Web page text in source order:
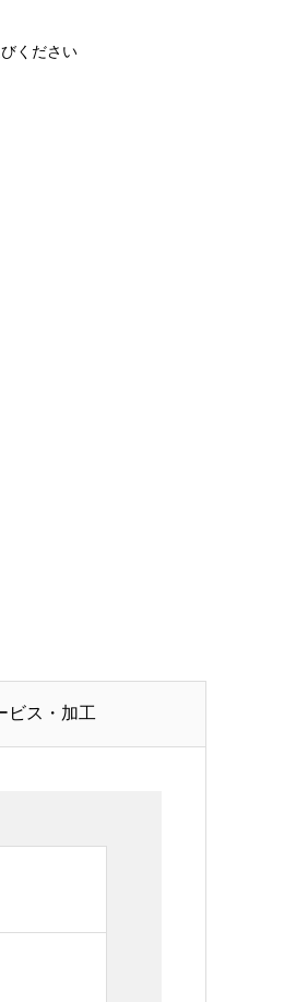
ください
ビス・加工